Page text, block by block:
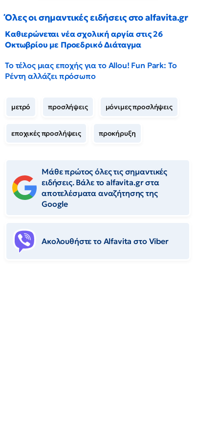
Όλες οι σημαντικές ειδήσεις στο alfavita.gr
Καθιερώνεται νέα σχολική αργία στις 26
Οκτωβρίου με Προεδρικό Διάταγμα
Το τέλος μιας εποχής για το Allou! Fun Park: Το
Ρέντη αλλάζει πρόσωπο
μετρό προσλήψεις μόνιμες προσλήψεις
εποχικές προσλήψεις προκήρυξη
Μάθε πρώτος όλες τις σημαντικές
ειδήσεις. Βάλε το alfavita.gr στα
αποτελέσματα αναζήτησης της
Google
Ακολουθήστε το Αlfavita στο Viber